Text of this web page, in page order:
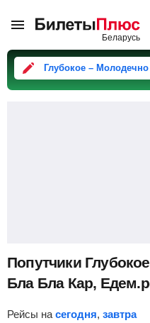
Глубокое – Молодечно
Попутчики
Бла Бла Кар,
Рейсы на сегодня, завтра